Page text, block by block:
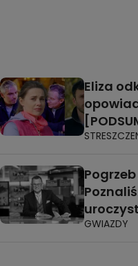
Eliza
GWIAZDY